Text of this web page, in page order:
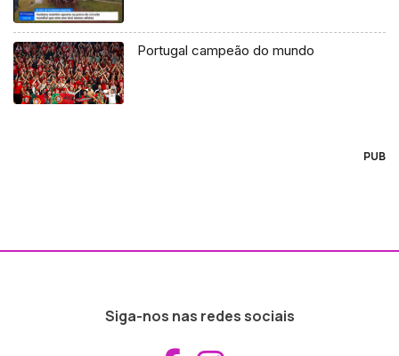
Portugal campeão do mundo
PUB
Siga-nos nas redes sociais